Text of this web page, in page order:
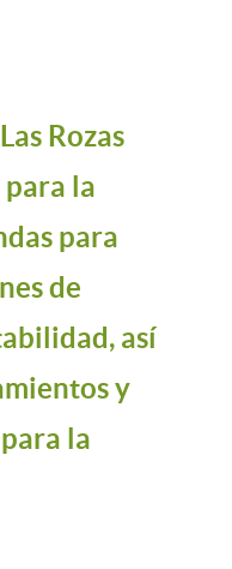
Rozas
la
para
de
así
y
la